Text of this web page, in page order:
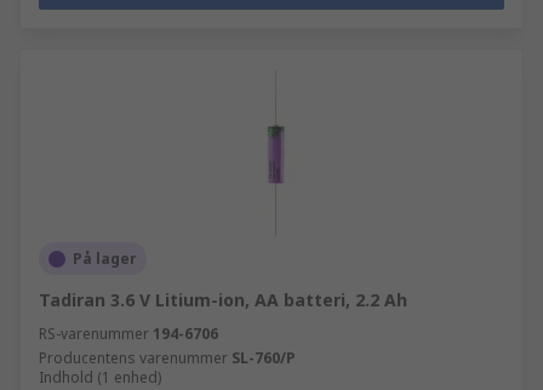
På lager
Tadiran 3.6 V Litium-ion, AA batteri, 2.2 Ah
RS-varenummer 194-6706
Producentens varenummer SL-760/P
Indhold (1 enhed)